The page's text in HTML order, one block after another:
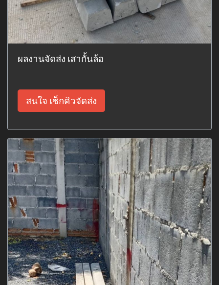
ผลงานจัดส่ง เสากั้นล้อ
สนใจ เช็กคิวจัดส่ง